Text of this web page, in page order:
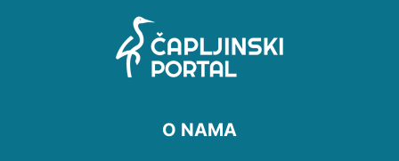
O NAMA